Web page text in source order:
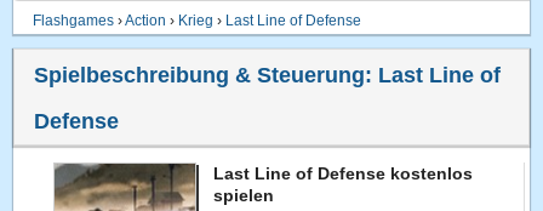
Flashgames ›Action › Krieg › Last Line of Defense
Spielbeschreibung & Steuerung: Last Line of
Defense
Last Line of Defense kostenlos
spielen